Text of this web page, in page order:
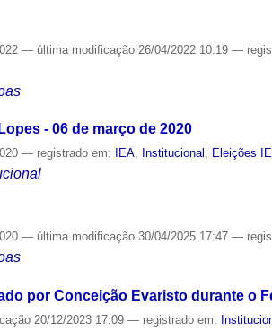
— última modificação 26/04/2022 10:19—
- 06 de março de 2020
— registrado em: IEA, Institucional , Eleições
— última modificação 30/04/2025 17:47—
por Conceição Evaristo durante o
20/12/2023 17:09— registrado em: